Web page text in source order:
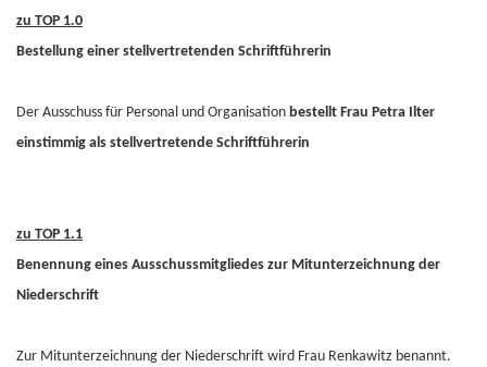
zu TOP 1.0
Bestellung einer stellvertretenden Schriftführerin
Der Ausschuss für Personal und Organisation bestellt Frau Petra Ilter
einstimmig als stellvertretende Schriftführerin
zu TOP 1.1
Benennung eines Ausschussmitgliedes zur Mitunterzeichnung der
Niederschrift
Zur Mitunterzeichnung der Niederschrift wird Frau Renkawitz benannt.